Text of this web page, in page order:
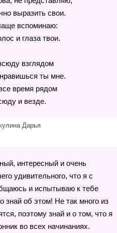
выразить свои.
вспоминаю:
и глаза твои.
взглядом
ты мне.
время рядом
и везде.
Дарья
интересный и очень
удивительного, что я с
и испытываю к тебе
об этом! Не так много из
поэтому знай и о том, что я
во всех начинаниях.